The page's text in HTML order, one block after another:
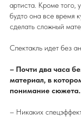
артиста. Кроме того,
будто она все время
сделать сложный
Спектакль идет без
– Почти два часа
материал, в
понимание сюжета.
– Никаких